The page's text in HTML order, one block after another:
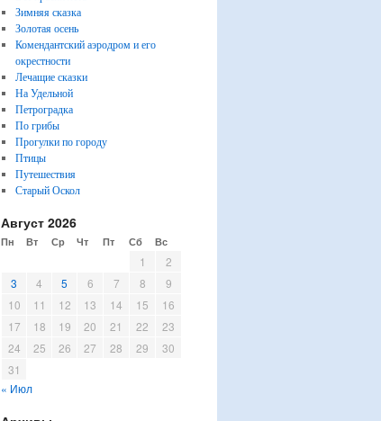
Зимняя сказка
Золотая осень
Комендантский аэродром и его
окрестности
Лечащие сказки
На Удельной
Петроградка
По грибы
Прогулки по городу
Птицы
Путешествия
Старый Оскол
Август 2026
Пн Вт Ср Чт Пт Сб Вс
« Июл
1
2
3
4 5 6 7 8
9
10
11 12 13 14 15
16
17
18 19 20 21 22
23
24
25 26 27 28 29
30
31